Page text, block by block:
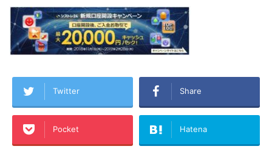
Twitter Share
Pocket Hatena